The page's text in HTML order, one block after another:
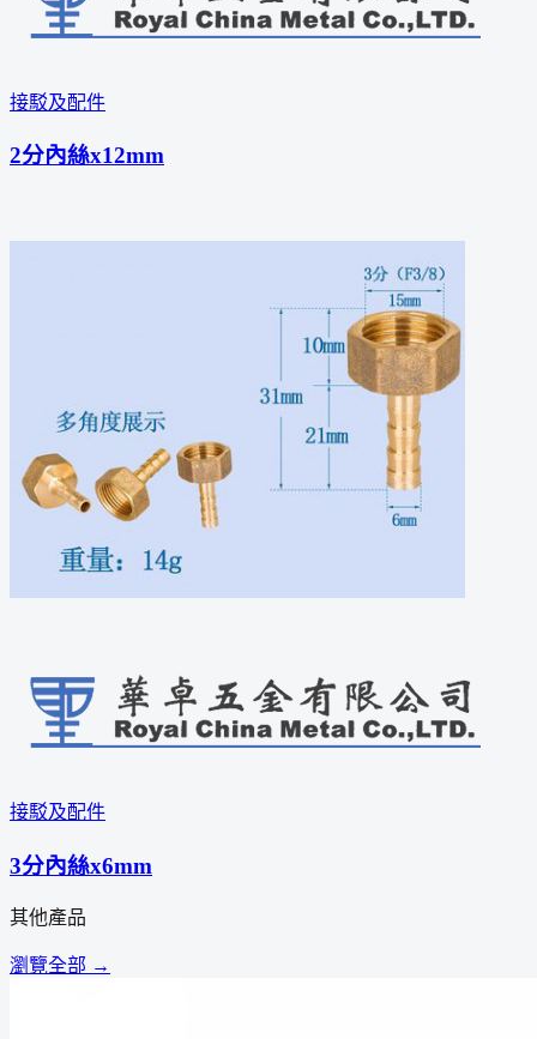
接駁及配件
2分內絲x12mm
接駁及配件
3分內絲x6mm
其他產品
瀏覽全部 →